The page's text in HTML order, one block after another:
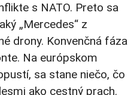
s NATO. Preto sa
„Mercedes“ z
drony. Konvenčná fáza
Na európskom
sa stane niečo, čo
ako cestný prach.